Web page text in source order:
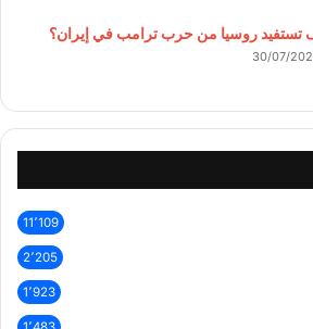
تستفيد روسيا من حرب ترامب في إيران؟
30/07/
11٬109
2٬205
1٬923